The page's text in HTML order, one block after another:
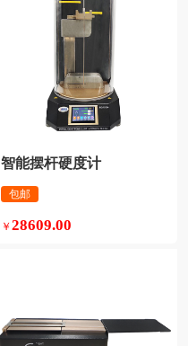
智能摆杆硬度计
包邮
￥ 28609.00